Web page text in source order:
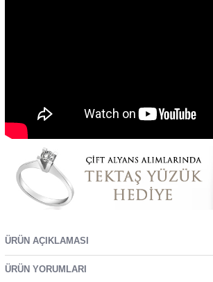
ÜRÜN AÇIKLAMASI
ÜRÜN YORUMLARI